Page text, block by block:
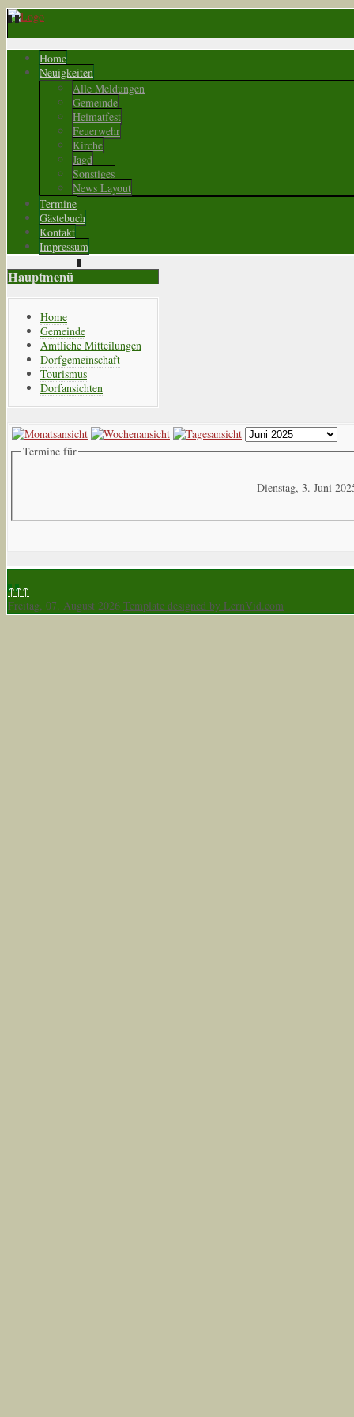
Home
Neuigkeiten
Alle Meldungen
Gemeinde
Heimatfest
Feuerwehr
Kirche
Jagd
Sonstiges
News Layout
Termine
Gästebuch
Kontakt
Impressum
Hauptmenü
Home
Gemeinde
Amtliche Mitteilungen
Dorfgemeinschaft
Tourismus
Dorfansichten
Termine für
Dienstag, 3. Juni
↑↑↑
Freitag, 07. August 2026 Template designed by LernVid.com